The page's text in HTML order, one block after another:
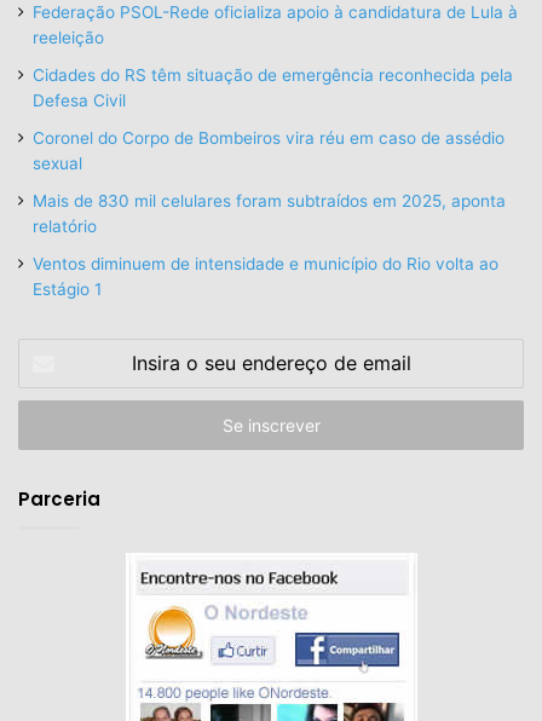
Federação PSOL-Rede oficializa apoio à candidatura de Lula à
reeleição
Cidades do RS têm situação de emergência reconhecida pela
Defesa Civil
Coronel do Corpo de Bombeiros vira réu em caso de assédio
sexual
Mais de 830 mil celulares foram subtraídos em 2025, aponta
relatório
Ventos diminuem de intensidade e município do Rio volta ao
Estágio 1
seu
de
Parceria